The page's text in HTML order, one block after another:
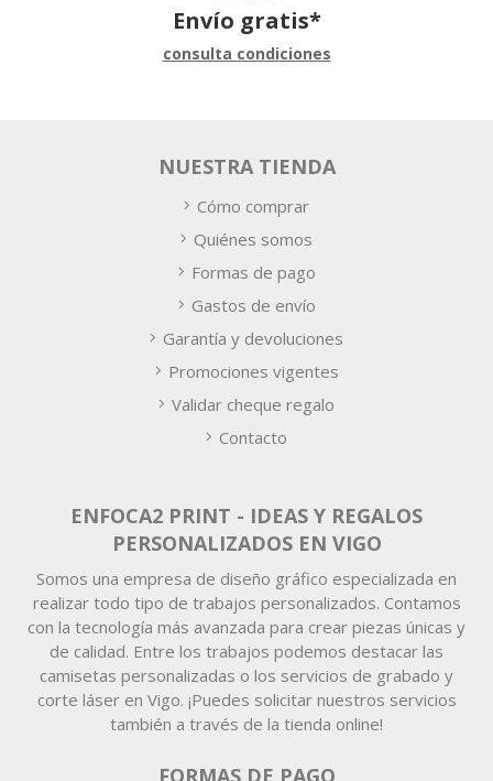
Envío gratis*
consulta condiciones
ENFOCA2 PRINT - IDEAS Y REGALOS
PERSONALIZADOS EN VIGO
Somos una empresa de diseño gráfico especializada en
realizar todo tipo de trabajos personalizados. Contamos
con la tecnología más avanzada para crear piezas únicas y
de calidad. Entre los trabajos podemos destacar las
camisetas personalizadas o los servicios de grabado y
corte láser en Vigo. ¡Puedes solicitar nuestros servicios
también a través de la tienda online!
FORMAS DE PAGO
NUESTRA TIENDA
Cómo comprar
Quiénes somos
Formas de pago
Gastos de envío
Garantía y devoluciones
Promociones vigentes
Validar cheque regalo
Contacto